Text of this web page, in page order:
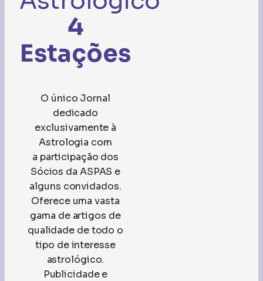
4
Estações
O único Jornal
dedicado
exclusivamente à
Astrologia com
a participação dos
Sócios da ASPAS e
alguns convidados.
Oferece uma vasta
gama de artigos de
qualidade de todo o
tipo de interesse
astrológico.
Publicidade e